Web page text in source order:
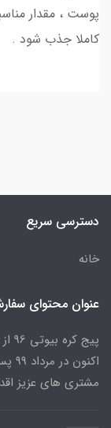
پوست ، مقدار
کاملا جذب شود .
دسترسی سریع
خانه
عنوان محتوای
مشتری های عزیز